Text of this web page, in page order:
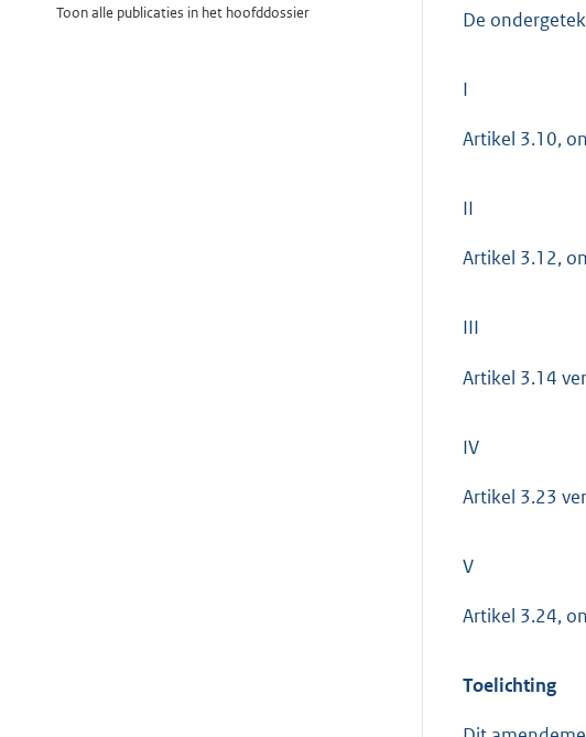
Toon alle publicaties in het hoofddossier De
I
Artikel 3.10,
II
Artikel 3.12,
III
Artikel 3.14
IV
Artikel 3.23
V
Artikel 3.24,
Toelichting